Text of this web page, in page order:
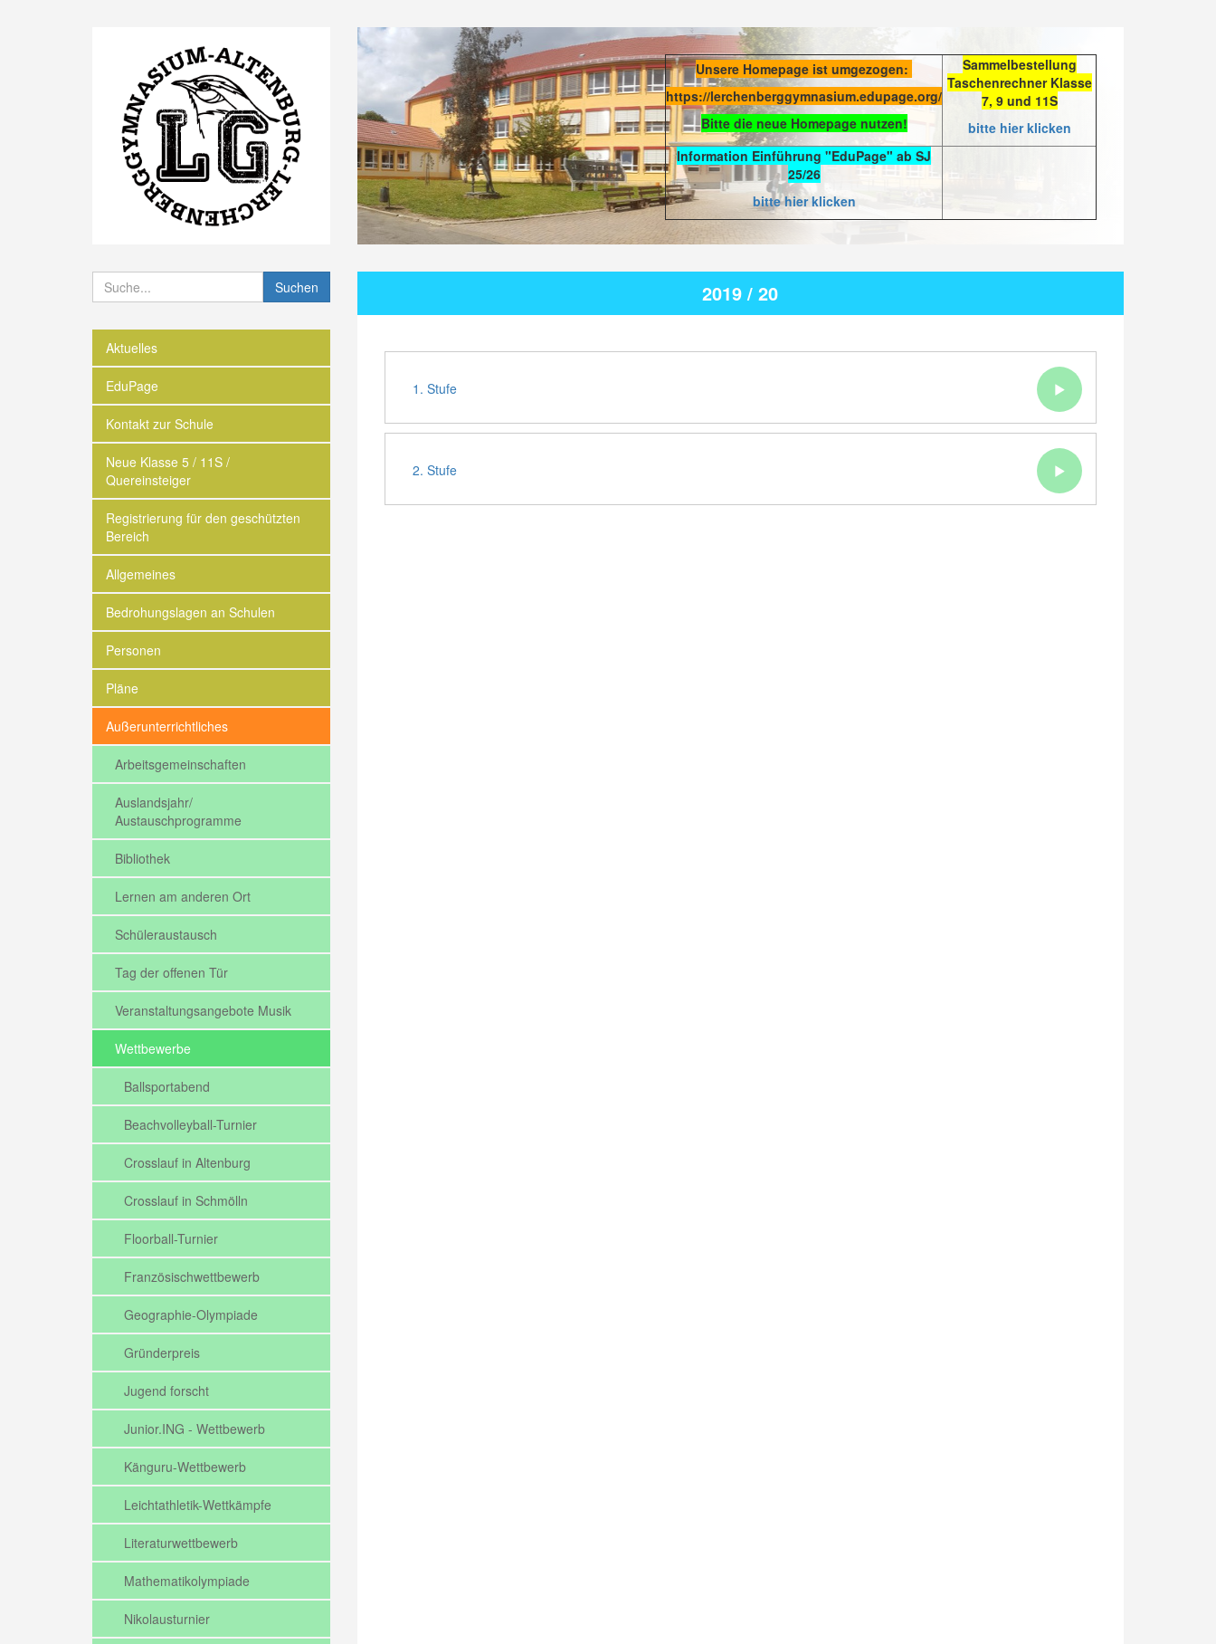
Unsere Homepage ist umgezogen:
https://lerchenberggymnasium.edupage.org/
Bitte die neue Homepage nutzen!
Sammelbestellung
Taschenrechner Klasse
7, 9 und 11S
bitte hier klicken
Information Einführung "EduPage" ab SJ
25/26
bitte hier klicken
Suchen
Aktuelles
EduPage
Kontakt zur Schule
Neue Klasse 5 / 11S /
Quereinsteiger
Registrierung für den geschützten
Bereich
Allgemeines
Bedrohungslagen an Schulen
Personen
Pläne
Außerunterrichtliches
Arbeitsgemeinschaften
Auslandsjahr/
Austauschprogramme
Bibliothek
Lernen am anderen Ort
Schüleraustausch
Tag der offenen Tür
Veranstaltungsangebote Musik
Wettbewerbe
Ballsportabend
Beachvolleyball-Turnier
Crosslauf in Altenburg
Crosslauf in Schmölln
Floorball-Turnier
Französischwettbewerb
Geographie-Olympiade
Gründerpreis
Jugend forscht
Junior.ING - Wettbewerb
Känguru-Wettbewerb
Leichtathletik-Wettkämpfe
Literaturwettbewerb
Mathematikolympiade
Nikolausturnier
2019 / 20
1. Stufe
2. Stufe